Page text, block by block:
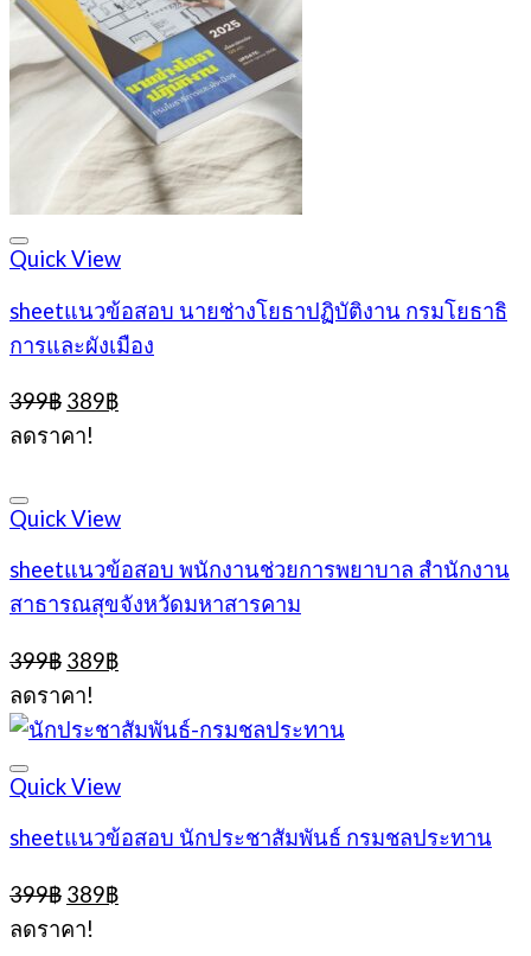
Quick View
sheetแนวข้อสอบ นายช่างโยธาปฏิบัติงาน กรมโยธาธิ
การและผังเมือง
399฿ Original
price
was:
389฿Current
ลดราคา!
Quick View
sheetแนวข้อสอบ พนักงานช่วยการพยาบาล สำนักงาน
สาธารณสุขจังหวัดมหาสารคาม
399฿ Original
price
was:
399฿.
389฿Current
389฿.
ลดราคา!
Quick View
sheetแนวข้อสอบ นักประชาสัมพันธ์ กรมชลประทาน
399฿ Original
price
was:
389฿Current
ลดราคา!